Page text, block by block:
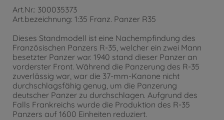
Art.Nr.: 300035373
Art.bezeichnung: 1:35 Franz. Panzer R35
Dieses Standmodell ist eine Nachempfindung des
Französischen Panzers R-35, welcher ein zwei Mann
besetzter Panzer war. 1940 stand dieser Panzer an
vorderster Front. Während die Panzerung des R-35
zuverlässig war, war die 37-mm-Kanone nicht
durchschlagsfähig genug, um die Panzerung
deutscher Panzer zu durchschlagen. Aufgrund des
Falls Frankreichs wurde die Produktion des R-35
Panzers auf 1600 Einheiten reduziert.